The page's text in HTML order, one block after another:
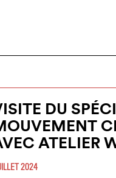
DU
ATELIER
2024